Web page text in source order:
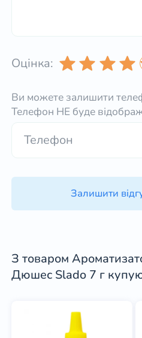
Оцінка:
Ви можете залишити
Телефон НЕ буде
Залишити
З товаром
Дюшес Slado 7 г